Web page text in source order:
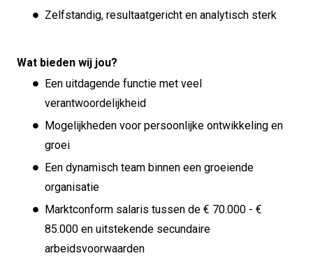
Zelfstandig, resultaatgericht en analytisch sterk
Wat bieden wij jou?
Een uitdagende functie met veel
verantwoordelijkheid
Mogelijkheden voor persoonlijke ontwikkeling en
groei
Een dynamisch team binnen een groeiende
organisatie
Marktconform salaris tussen de € 70.000 - €
85.000 en uitstekende secundaire
arbeidsvoorwaarden